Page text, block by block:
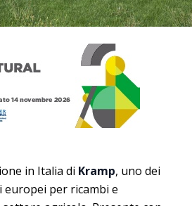
in Italia di Kramp, uno dei
europei per ricambi e